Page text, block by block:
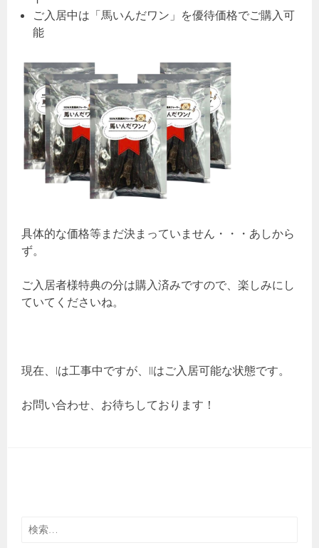
ご入居中は「馬いんだワン」を優待価格でご購入可
能
具体的な価格等まだ決まっていません・・・あしから
ず。
ご入居者様特典の分は購入済みですので、楽しみにし
ていてくださいね。
現在、Iは工事中ですが、IIはご入居可能な状態です。
お問い合わせ、お待ちしております！
検